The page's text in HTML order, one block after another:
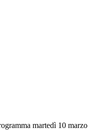
martedì 10 marzo